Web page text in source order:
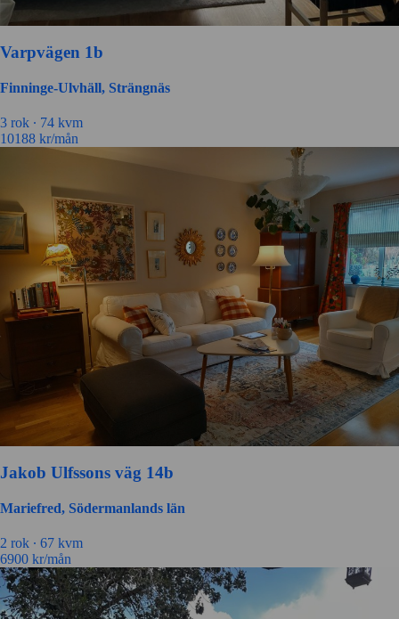
Varpvägen 1b
Finninge-Ulvhäll, Strängnäs
3 rok ∙ 74 kvm
10188 kr/mån
Jakob Ulfssons väg 14b
Mariefred, Södermanlands län
2 rok ∙ 67 kvm
6900 kr/mån